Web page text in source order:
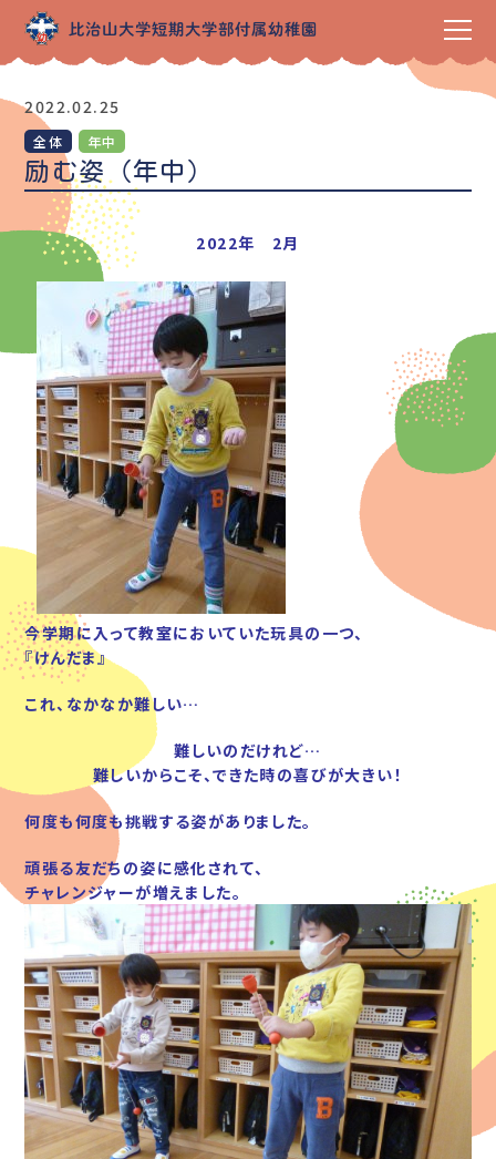
2022.02.25
全体 年中
励む姿（年中）
2022年 2月
今学期に入って教室においていた玩具の一つ、
『けんだま』
これ、なかなか難しい…
難しいのだけれど…
難しいからこそ、できた時の喜びが大きい！
何度も何度も挑戦する姿がありました。
頑張る友だちの姿に感化されて、
チャレンジャーが増えました。